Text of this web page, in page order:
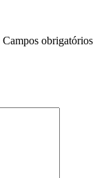
Campos obrigatórios